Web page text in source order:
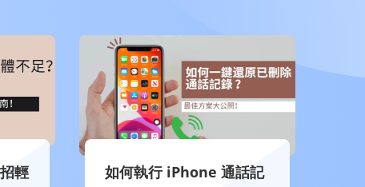
輕
如何執行 iPhone 通話記